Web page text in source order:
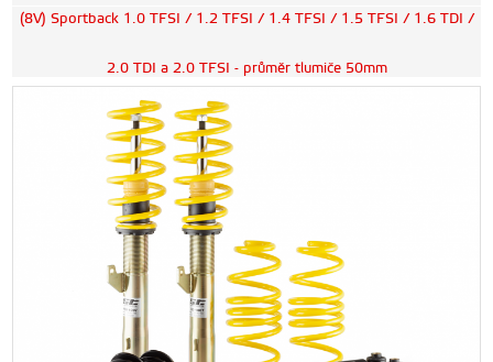
(8V) Sportback 1.0 TFSI / 1.2 TFSI / 1.4 TFSI / 1.5 TFSI / 1.6 TDI /
2.0 TDI a 2.0 TFSI - průměr tlumiče 50mm